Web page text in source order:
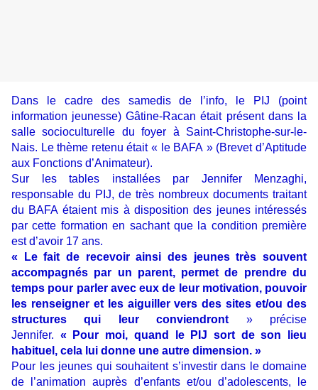
Dans le cadre des samedis de l’info, le PIJ (point
information jeunesse) Gâtine-Racan était présent dans la
salle socioculturelle du foyer à Saint-Christophe-sur-le-
Nais. Le thème retenu était « le BAFA » (Brevet d’Aptitude
aux Fonctions d’Animateur).
Sur les tables installées par Jennifer Menzaghi,
responsable du PIJ, de très nombreux documents traitant
du BAFA étaient mis à disposition des jeunes intéressés
par cette formation en sachant que la condition première
est d’avoir 17 ans.
« Le fait de recevoir ainsi des jeunes très souvent
accompagnés par un parent, permet de prendre du
temps pour parler avec eux de leur motivation, pouvoir
les renseigner et les aiguiller vers des sites et/ou des
structures qui leur conviendront » précise
Jennifer. « Pour moi, quand le PIJ sort de son lieu
habituel, cela lui donne une autre dimension. »
Pour les jeunes qui souhaitent s’investir dans le domaine
de l’animation auprès d’enfants et/ou d’adolescents, le